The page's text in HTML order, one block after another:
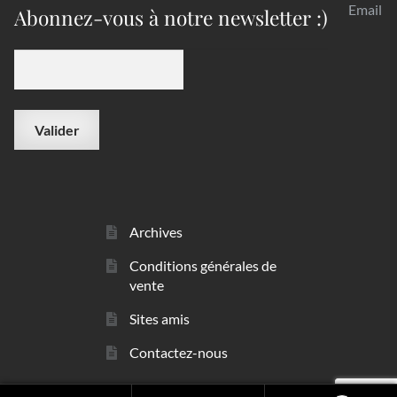
Abonnez-vous à notre newsletter :) Email
Archives
Conditions générales de
vente
Sites amis
Contactez-nous